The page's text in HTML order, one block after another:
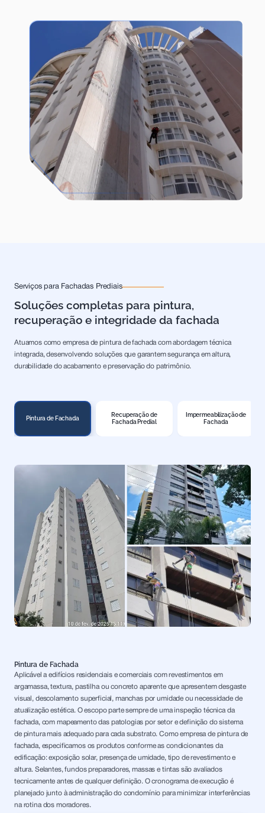
Serviços para Fachadas Prediais
Soluções completas para pintura,
recuperação e integridade da fachada
Atuamos como empresa de pintura de fachada com abordagem técnica
integrada, desenvolvendo soluções que garantem segurança em altura,
durabilidade do acabamento e preservação do patrimônio.
Pintura de Fachada
Recuperação de
Fachada Predial
Impermeabilização de
Fachada
Pintura de Fachada
Aplicável a edifícios residenciais e comerciais com revestimentos em
argamassa, textura, pastilha ou concreto aparente que apresentem desgaste
visual, descolamento superficial, manchas por umidade ou necessidade de
atualização estética. O escopo parte sempre de uma inspeção técnica da
fachada, com mapeamento das patologias por setor e definição do sistema
de pintura mais adequado para cada substrato. Como empresa de pintura de
fachada, especificamos os produtos conforme as condicionantes da
edificação: exposição solar, presença de umidade, tipo de revestimento e
altura. Selantes, fundos preparadores, massas e tintas são avaliados
tecnicamente antes de qualquer definição. O cronograma de execução é
planejado junto à administração do condomínio para minimizar interferências
na rotina dos moradores.